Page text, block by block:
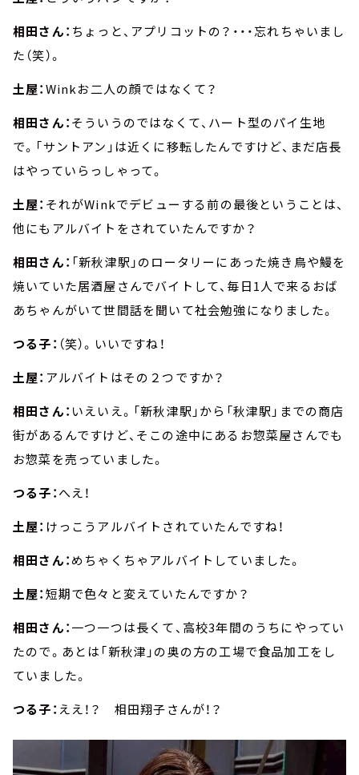
相田さん： ちょっと、アプリコットの？・・・忘れちゃいまし
た（笑）。
土屋：Winkお二人の顔ではなくて？
相田さん：そういうのではなくて、ハート型のパイ生地
で。「サントアン」は近くに移転したんですけど、まだ店長
はやっていらっしゃって。
土屋： それがWinkでデビューする前の最後ということは、
他にもアルバイトをされていたんですか？
相田さん： 「新秋津駅」のロータリーにあった焼き鳥や鰻を
焼いていた居酒屋さんでバイトして、毎日1人で来るおば
あちゃんがいて世間話を聞いて社会勉強になりました。
つる子： （笑）。いいですね！
土屋： アルバイトはその２つですか？
相田さん： いえいえ。「新秋津駅」から「秋津駅」までの商店
街があるんですけど、そこの途中にあるお惣菜屋さんでも
お惣菜を売っていました。
つる子：へえ！
土屋： けっこうアルバイトされていたんですね！
相田さん：めちゃくちゃアルバイトしていました。
土屋：短期で色々と変えていたんですか？
相田さん：一つ一つは長くて、高校3年間のうちにやってい
たので。あとは「新秋津」の奥の方の工場で食品加工をし
ていました。
つる子： ええ！？ 相田翔子さんが！？